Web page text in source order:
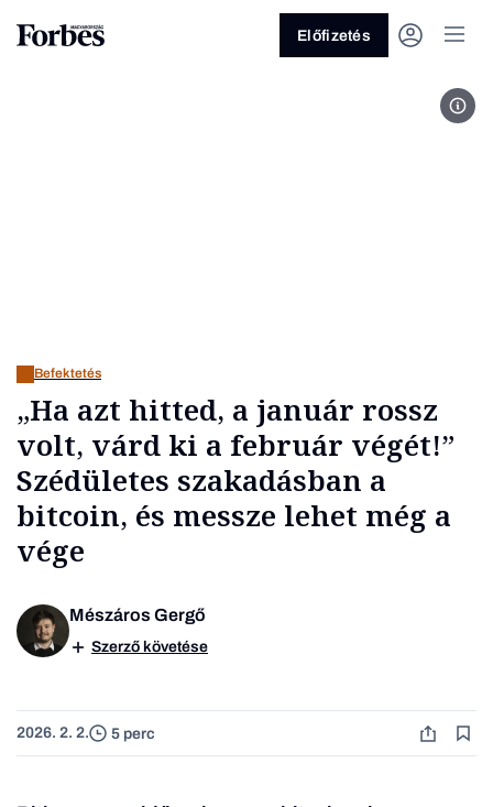
Előfizetés
Befektetés
„Ha azt hitted, a január rossz
volt, várd ki a február végét!”
Szédületes szakadásban a
bitcoin, és messze lehet még a
vége
Mészáros Gergő
Szerző követése
2026. 2. 2. 5 perc